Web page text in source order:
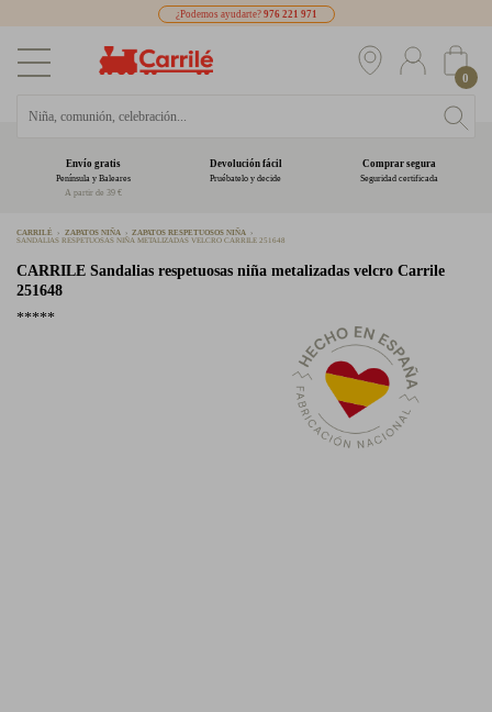
¿Podemos ayudarte? 976 221 971
0
Envío gratis
Península y Baleares
A partir de 39 €
Devolución fácil
Pruébatelo y decide
Comprar segura
Seguridad certificada
CARRILÉ ZAPATOS NIÑA
ZAPATOS RESPETUOSOS NIÑA
SANDALIAS RESPETUOSAS NIÑA METALIZADAS VELCRO CARRILE 251648
CARRILE Sandalias respetuosas niña metalizadas velcro Carrile
251648
*****